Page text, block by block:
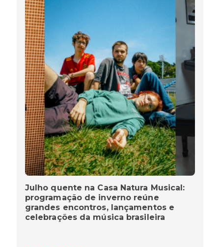
Julho quente na Casa Natura Musical:
programação de inverno reúne
grandes encontros, lançamentos e
celebrações da música brasileira